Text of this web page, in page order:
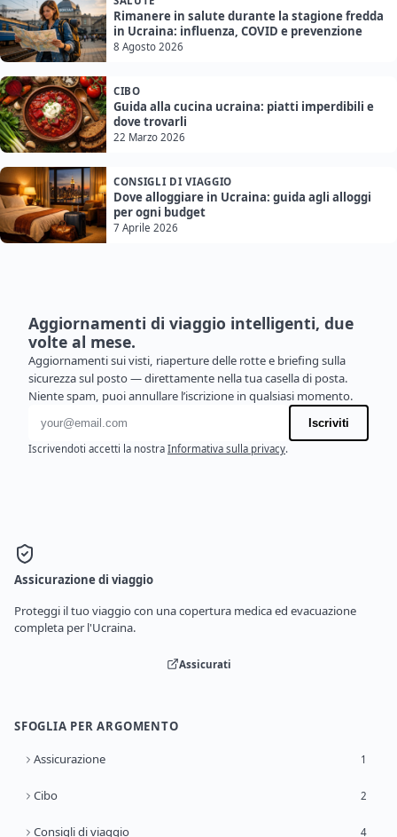
Rimanere in salute durante la stagione fredda
in Ucraina: influenza, COVID e prevenzione
8 Agosto 2026
CIBO
Guida alla cucina ucraina: piatti imperdibili e
dove trovarli
22 Marzo 2026
CONSIGLI DI VIAGGIO
Dove alloggiare in Ucraina: guida agli alloggi
per ogni budget
7 Aprile 2026
Aggiornamenti di viaggio intelligenti, due
volte al mese.
Aggiornamenti sui visti, riaperture delle rotte e briefing sulla
sicurezza sul posto — direttamente nella tua casella di posta.
Niente spam, puoi annullare l’iscrizione in qualsiasi momento.
Indirizzo email
Iscriviti
Iscrivendoti accetti la nostra Informativa sulla privacy.
Assicurazione di viaggio
Proteggi il tuo viaggio con una copertura medica ed evacuazione
completa per l'Ucraina.
Assicurati
SFOGLIA PER ARGOMENTO
Assicurazione 1
Cibo 2
Consigli di viaggio 4